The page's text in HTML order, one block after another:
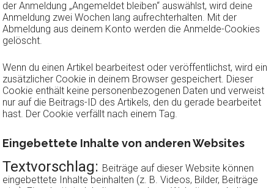
der Anmeldung „Angemeldet bleiben“ auswählst, wird deine
Anmeldung zwei Wochen lang aufrechterhalten. Mit der
Abmeldung aus deinem Konto werden die Anmelde-Cookies
gelöscht.
Wenn du einen Artikel bearbeitest oder veröffentlichst, wird ein
zusätzlicher Cookie in deinem Browser gespeichert. Dieser
Cookie enthält keine personenbezogenen Daten und verweist
nur auf die Beitrags-ID des Artikels, den du gerade bearbeitet
hast. Der Cookie verfällt nach einem Tag.
Eingebettete Inhalte von anderen Websites
Textvorschlag: Beiträge auf dieser Website können
eingebettete Inhalte beinhalten (z. B. Videos, Bilder, Beiträge